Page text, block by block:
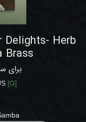
Delights- Herb
Brass
برای
[G]